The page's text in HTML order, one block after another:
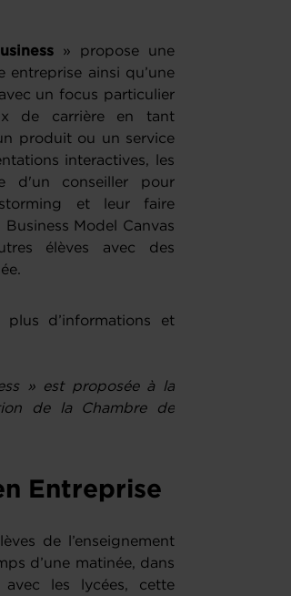
» propose une
entreprise ainsi qu’une
un focus particulier
de carrière en tant
produit ou un service
interactives, les
d'un conseiller pour
et leur faire
Model Canvas
élèves avec des
plus d’informations et
» est proposée à la
de la Chambre de
Entreprise
de l’enseignement
d’une matinée, dans
avec les lycées, cette